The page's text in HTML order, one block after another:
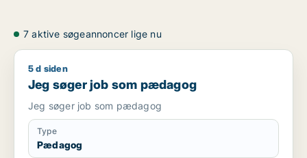
7 aktive søgeannoncer lige nu
Jeg søger job som pædagog
5 d siden
Jeg søger job som pædagog
Jeg søger job som pædagog
Type
Pædagog